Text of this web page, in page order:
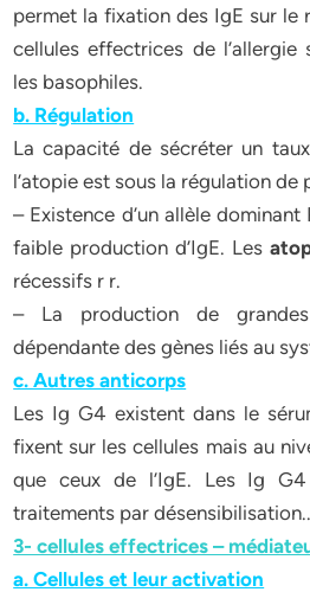
permet la fixation des IgE sur le
cellules effectrices de
les basophiles.
b. Régulation
La capacité de sécréter un
l’atopie est sous la régulation de
– Existence d’un allèle
faible production d’IgE. Les
récessifs r r.
– La production de
dépendante des gènes liés au
c. Autres anticorps
Les Ig G4 existent dans le
fixent sur les cellules mais au
que ceux de l’IgE. Les Ig
traitements par désensibilisation..
3- cellules effectrices –
a. Cellules et leur activation